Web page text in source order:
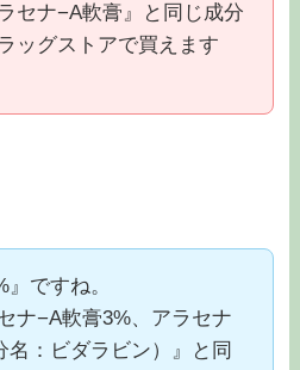
セナ−A軟膏』と同じ成分
ッグストアで買えます
』ですね。
ナ−A軟膏3%、アラセナ
：ビダラビン）』と同